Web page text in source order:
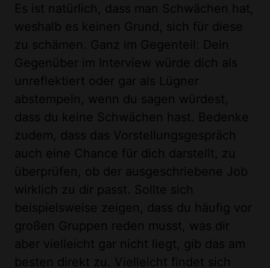
Es ist natürlich, dass man Schwächen hat,
weshalb es keinen Grund, sich für diese
zu schämen. Ganz im Gegenteil: Dein
Gegenüber im Interview würde dich als
unreflektiert oder gar als Lügner
abstempeln, wenn du sagen würdest,
dass du keine Schwächen hast. Bedenke
zudem, dass das Vorstellungsgespräch
auch eine Chance für dich darstellt, zu
überprüfen, ob der ausgeschriebene Job
wirklich zu dir passt. Sollte sich
beispielsweise zeigen, dass du häufig vor
großen Gruppen reden musst, was dir
aber vielleicht gar nicht liegt, gib das am
besten direkt zu. Vielleicht findet sich